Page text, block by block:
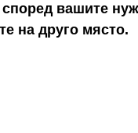
вашите
на друго място.